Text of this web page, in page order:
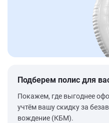
Подберем полис для
Покажем, где выгоднее
учтём вашу скидку за
вождение (КБМ).